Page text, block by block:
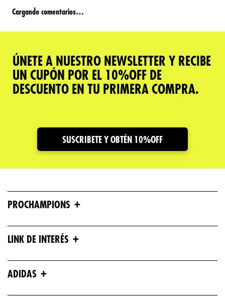
Cargando comentarios…
ÚNETE A NUESTRO NEWSLETTER Y RECIBE
UN CUPÓN POR EL 10%OFF DE
DESCUENTO EN TU PRIMERA COMPRA.
SUSCRIBETE Y OBTÉN 10%OFF
PROCHAMPIONS +
LINK DE INTERÉS +
ADIDAS +